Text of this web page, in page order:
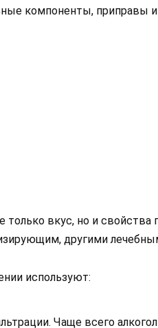
компоненты, приправы
только вкус, но и
другими
используют:
Чаще всего